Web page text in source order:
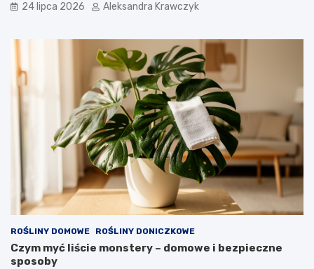
24 lipca 2026 Aleksandra Krawczyk
ROŚLINY DOMOWE ROŚLINY DONICZKOWE
Czym myć liście monstery – domowe i bezpieczne
sposoby